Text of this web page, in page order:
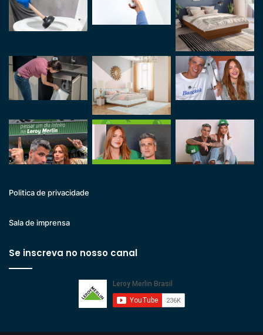
Politica de privacidade
Sala de imprensa
Se inscreva no nosso canal